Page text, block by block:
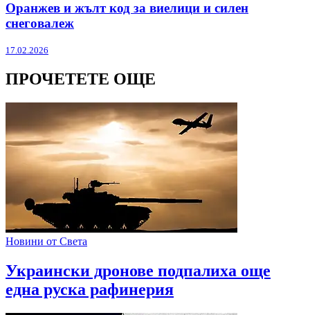
Оранжев и жълт код за виелици и силен
снеговалеж
17.02.2026
ПРОЧЕТЕТЕ ОЩЕ
Новини от Света
Украински дронове подпалиха още
една руска рафинерия